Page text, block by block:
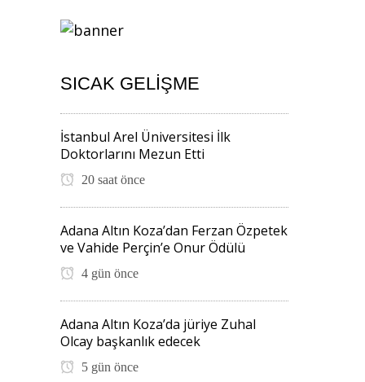
SICAK GELIŞME
İstanbul Arel Üniversitesi İlk
Doktorlarını Mezun Etti
20 saat önce
Adana Altın Koza’dan Ferzan Özpetek
ve Vahide Perçin’e Onur Ödülü
4 gün önce
Adana Altın Koza’da jüriye Zuhal
Olcay başkanlık edecek
5 gün önce